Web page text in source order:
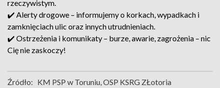
rzeczywistym.
✔️ Alerty drogowe – informujemy o korkach, wypadkach i
zamknięciach ulic oraz innych utrudnieniach.
✔️ Ostrzeżenia i komunikaty – burze, awarie, zagrożenia – nic
Cię nie zaskoczy!
Źródło: KM PSP w Toruniu, OSP KSRG ZŁotoria